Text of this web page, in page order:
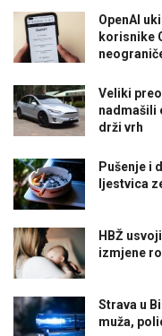
OpenAI
korisnike
Veliki
nadmašili
drži vrh
Pušenje i
ljestvica
HBŽ
izmjene
Strava u
muža,